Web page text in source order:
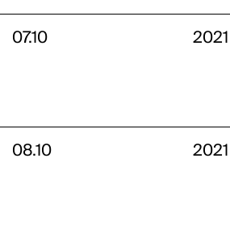
07.10 2021
08.10 2021